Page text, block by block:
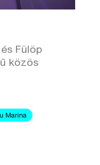
Fülöp
közös
Marina